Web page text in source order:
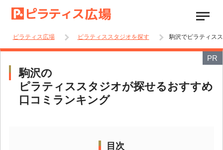
ピラティス広場 ピラティススタジオを探す 駒沢でピラティス
PR
駒沢の
ピラティススタジオが探せるおすすめ
口コミランキング
目次